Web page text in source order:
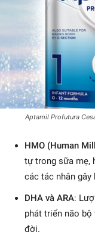
Aptamil Profutura
HMO (Human
tự trong sữa mẹ,
các tác nhân gây
DHA và ARA:
phát triển não
đời.